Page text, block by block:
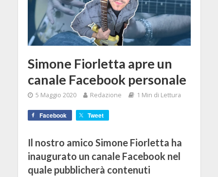
Simone Fiorletta apre un
canale Facebook personale
5 Maggio 2020 Redazione 1 Min di Lettura
Facebook Tweet
Il nostro amico Simone Fiorletta ha
inaugurato un canale Facebook nel
quale pubblicherà contenuti